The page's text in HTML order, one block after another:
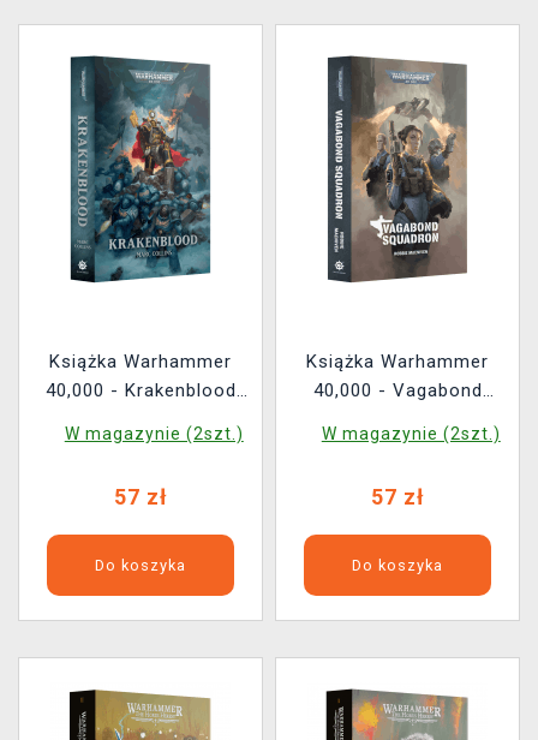
Książka Warhammer
40,000 - Krakenblood
W magazynie (2szt.)
57 zł
Do koszyka
Książka Warhammer
40,000 - Vagabond
W magazynie (2szt.)
57 zł
Do koszyka